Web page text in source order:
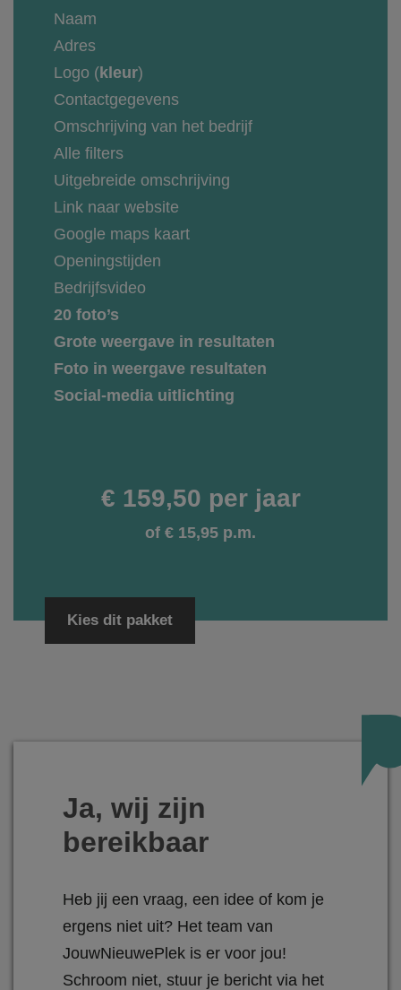
Naam
Adres
Logo ( kleur)
Contactgegevens
Omschrijving van het bedrijf
Alle filters
Uitgebreide omschrijving
Link naar website
Google maps kaart
Openingstijden
Bedrijfsvideo
20 foto’s
Grote weergave in resultaten
Foto in weergave resultaten
Social-media uitlichting
€ 159,50 per jaar
of € 15,95 p.m.
Kies dit pakket
Ja, wij zijn
bereikbaar
Heb jij een vraag, een idee of kom je
ergens niet uit? Het team van
JouwNieuwePlek is er voor jou!
Schroom niet, stuur je bericht via het